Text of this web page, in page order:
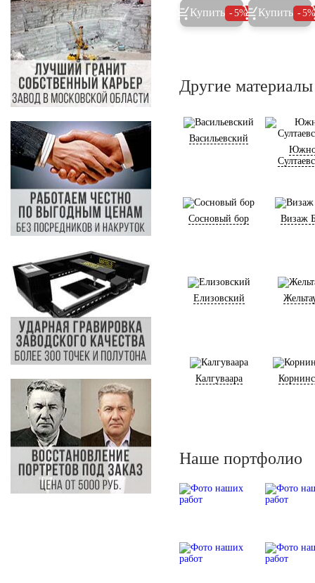
Купить 5% Купить 5%
Другие материалы
Васильевский
Сосновый бор Визаж
Елизовский
Калгуваара
Наше портфолио